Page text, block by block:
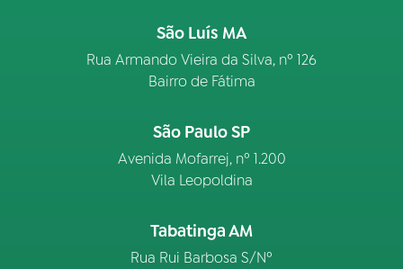
São Luís MA
Rua Armando Vieira da Silva, nº 126
Bairro de Fátima
São Paulo SP
Avenida Mofarrej, nº 1.200
Vila Leopoldina
Tabatinga AM
Rua Rui Barbosa S/Nº